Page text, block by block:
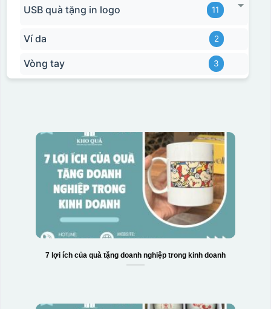
USB quà tặng in logo 11
Ví da 2
Vòng tay 3
7 lợi ích của quà tặng doanh nghiệp trong kinh doanh